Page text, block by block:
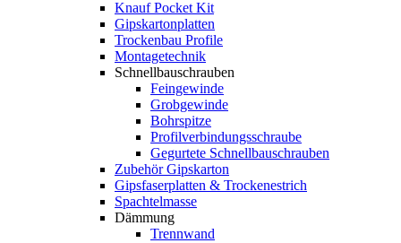
Knauf Pocket Kit
Gipskartonplatten
Trockenbau Profile
Montagetechnik
Schnellbauschrauben
Feingewinde
Grobgewinde
Bohrspitze
Profilverbindungsschraube
Gegurtete Schnellbauschrauben
Zubehör Gipskarton
Gipsfaserplatten & Trockenestrich
Spachtelmasse
Dämmung
Trennwand